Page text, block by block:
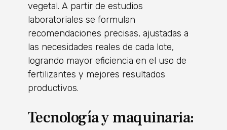
vegetal. A partir de estudios
laboratoriales se formulan
recomendaciones precisas, ajustadas a
las necesidades reales de cada lote,
logrando mayor eficiencia en el uso de
fertilizantes y mejores resultados
productivos.
Tecnología y maquinaria: